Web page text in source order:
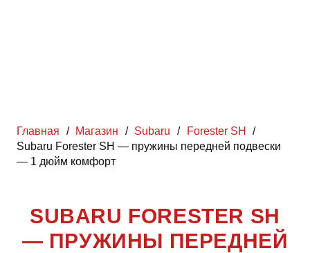
Главная / Магазин / Subaru / Forester SH
/
Subaru Forester SH — пружины передней подвески
— 1 дюйм комфорт
SUBARU FORESTER SH
— ПРУЖИНЫ ПЕРЕДНЕЙ